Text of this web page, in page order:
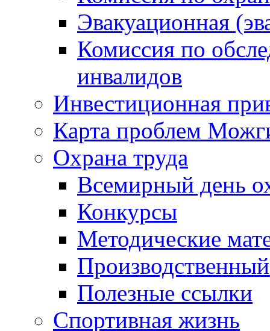
Эвакуационная
Комиссия по
инвалидов
Инвестиционная
Карта проблем
Охрана труда
Всемирный день
Конкурсы
Методические
Полезные ссылки
Спортивная жизнь